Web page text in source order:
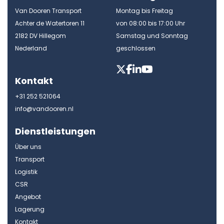
Van Dooren Transport
Achter de Watertoren 11
2182 DV Hillegom
Nederland
Kontakt
+31 252 521064
info@vandooren.nl
Montag bis Freitag
von 08:00 bis 17:00 Uhr
Samstag und Sonntag
geschlossen
Dienstleistungen
Über uns
Transport
Logistik
CSR
Angebot
Lagerung
Kontakt